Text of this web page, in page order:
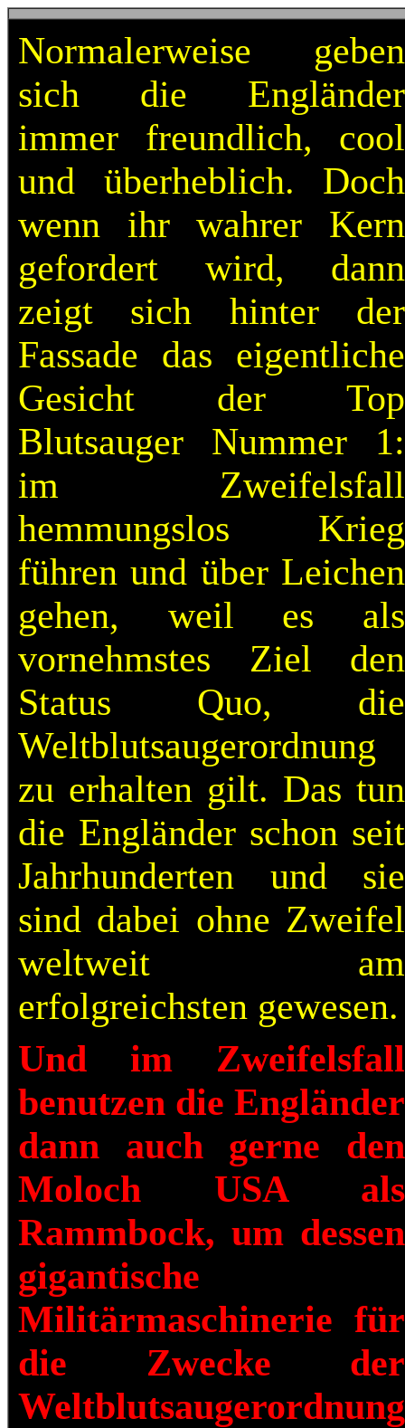
Normalerweise geben
sich die Engländer
immer freundlich, cool
und überheblich. Doch
wenn ihr wahrer Kern
gefordert wird, dann
zeigt sich hinter der
Fassade das eigentliche
Gesicht der Top
Blutsauger Nummer 1:
im Zweifelsfall
hemmungslos Krieg
führen und über Leichen
gehen, weil es als
vornehmstes Ziel den
Status Quo, die
Weltblutsaugerordnung
zu erhalten gilt. Das tun
die Engländer schon seit
Jahrhunderten und sie
sind dabei ohne Zweifel
weltweit am
erfolgreichsten gewesen.
Und im Zweifelsfall
benutzen die Engländer
dann auch gerne den
Moloch USA als
Rammbock, um dessen
gigantische
Militärmaschinerie für
die Zwecke der
Weltblutsaugerordnung